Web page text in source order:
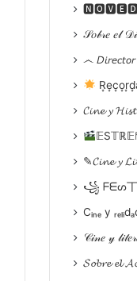
𝒮𝑜𝒷𝓇𝑒 𝑒𝓁
෴
𝓒𝓲𝓷𝓮 𝔂
✎𝓒𝓲𝓷𝓮 𝔂
꧁ ᖴᗴᔕ
Cᵢₙₑ y
𝒞𝒾𝓃𝑒 𝓎
𝓢𝓸𝓫𝓻𝓮 𝓮𝓵